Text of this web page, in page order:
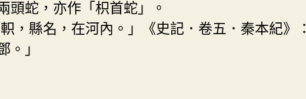
頭蛇，亦作「枳首蛇」。
，縣名，在河內。」《史記．卷五．秦本紀》：
。」